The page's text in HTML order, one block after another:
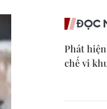
ĐỌC
Phát
chế vi